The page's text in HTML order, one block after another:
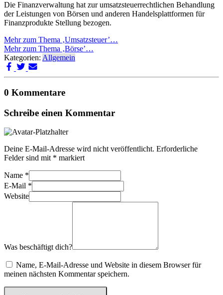
Die Finanzverwaltung hat zur umsatzsteuerrechtlichen Behandlung
der Leistungen von Börsen und anderen Handelsplattformen für
Finanzprodukte Stellung bezogen.
Mehr zum Thema ‚Umsatzsteuer’…
Mehr zum Thema ‚Börse’…
Kategorien: Allgemein
0 Kommentare
Schreibe einen Kommentar
Deine E-Mail-Adresse wird nicht veröffentlicht. Erforderliche
Felder sind mit * markiert
Name *
E-Mail *
Website
Was beschäftigt dich?
Name, E-Mail-Adresse und Website in diesem Browser für
meinen nächsten Kommentar speichern.